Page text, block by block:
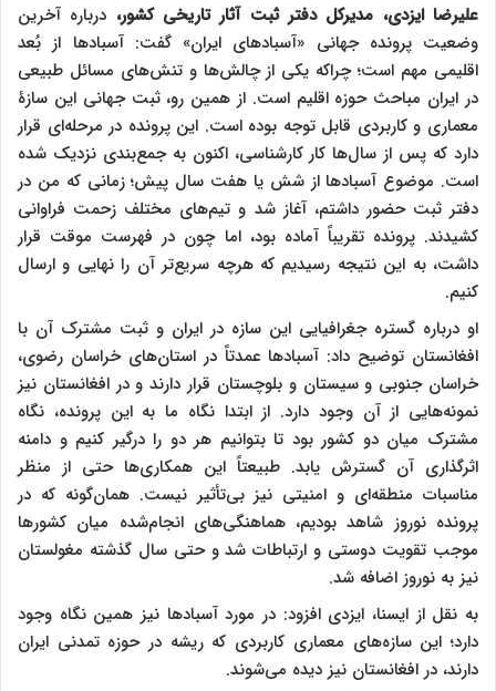
علیرضا ایزدی، مدیرکل دفتر ثبت آثار تاریخی کشور، درباره آخرین
وضعیت پرونده جهانی «آسبادهای ایران» گفت: آسبادها از بُعد
اقلیمی مهم است؛ چراکه یکی از چالش‌ها و تنش‌های مسائل طبیعی
در ایران مباحث حوزه اقلیم است. از همین رو، ثبت جهانی این سازۀ
معماری و کاربردی قابل توجه بوده است. این پرونده در مرحله‌ای قرار
دارد که پس از سال‌ها کار کارشناسی، اکنون به جمع‌بندی نزدیک شده
است. موضوع آسبادها از شش یا هفت سال پیش؛ زمانی که من در
دفتر ثبت حضور داشتم، آغاز شد و تیم‌های مختلف زحمت فراوانی
کشیدند. پرونده تقریباً آماده بود، اما چون در فهرست موقت قرار
داشت، به این نتیجه رسیدیم که هرچه سریع‌تر آن را نهایی و ارسال
کنیم.
او درباره گستره جغرافیایی این سازه در ایران و ثبت مشترک آن با
افغانستان توضیح داد: آسبادها عمدتاً در استان‌های خراسان رضوی،
خراسان جنوبی و سیستان و بلوچستان قرار دارند و در افغانستان نیز
نمونه‌هایی از آن وجود دارد. از ابتدا نگاه ما به این پرونده، نگاه
مشترک میان دو کشور بود تا بتوانیم هر دو را درگیر کنیم و دامنه
اثرگذاری آن گسترش یابد. طبیعتاً این همکاری‌ها حتی از منظر
مناسبات منطقه‌ای و امنیتی نیز بی‌تأثیر نیست. همان‌گونه که در
پرونده نوروز شاهد بودیم، هماهنگی‌های انجام‌شده میان کشورها
موجب تقویت دوستی و ارتباطات شد و حتی سال گذشته مغولستان
نیز به نوروز اضافه شد.
به نقل از ایسنا، ایزدی افزود: در مورد آسبادها نیز همین نگاه وجود
دارد؛ این سازه‌های معماری کاربردی که ریشه در حوزه تمدنی ایران
دارند، در افغانستان نیز دیده می‌شوند.